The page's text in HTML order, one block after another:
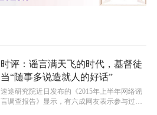
时评：谣言满天飞的时代，基督徒
当“随事多说造就人的好话”
速途研究院近日发布的《2015年上半年网络谣
言调查报告》显示，有六成网友表示参与过谣